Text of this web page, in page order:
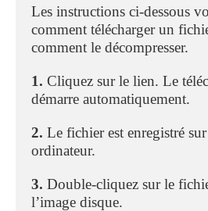
Les instructions ci-dessous
comment télécharger un
comment le décompresser.
1. Cliquez sur le lien. Le
démarre automatiquement.
2. Le fichier est enregistré
ordinateur.
3. Double-cliquez sur le
l’image disque.